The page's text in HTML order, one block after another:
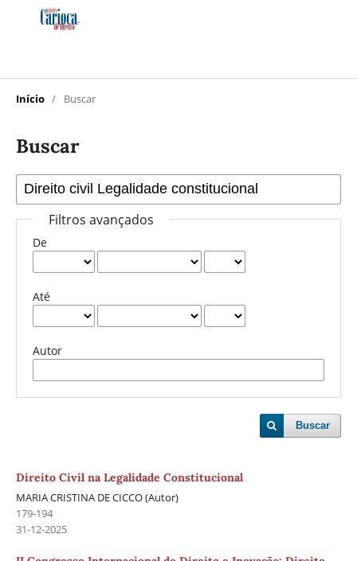
Início / Buscar
Buscar
Filtros avançados
De
Até
Autor
Buscar
Direito Civil na Legalidade Constitucional
MARIA CRISTINA DE CICCO (Autor)
179-194
31-12-2025